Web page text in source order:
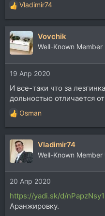
Р
е
а
к
ц
и
и
:
Vladimir74
Vovchik
Well-Known Member
19 Апр 2020
И все-таки что за
дольностью отличается
Р
е
а
к
ц
и
и
:
Osman
Vladimir74
Well-Known Member
20 Апр 2020
https://yadi.sk/d/
Аранжировку.